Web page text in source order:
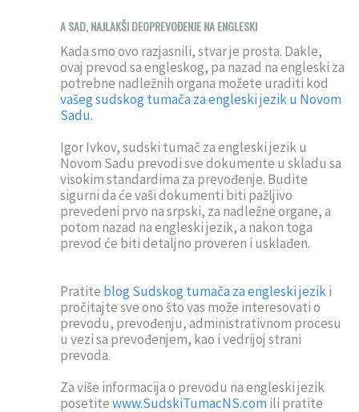
A SAD, NAJLAKŠI DEOPREVOĐENJE NA ENGLESKI
Kada smo ovo razjasnili, stvar je prosta. Dakle,
ovaj prevod sa engleskog, pa nazad na engleski za
potrebne nadležnih organa možete uraditi kod
vašeg sudskog tumača za engleski jezik u Novom
Sadu.
Igor Ivkov, sudski tumač za engleski jezik u
Novom Sadu prevodi sve dokumente u skladu sa
visokim standardima za prevođenje. Budite
sigurni da će vaši dokumenti biti pažljivo
prevedeni prvo na srpski, za nadležne organe, a
potom nazad na engleski jezik, a nakon toga
prevod će biti detaljno proveren i usklađen.
Pratite blog Sudskog tumača za engleski jeziki
pročitajte sve ono što vas može interesovati o
prevodu, prevođenju, administrativnom procesu
u vezi sa prevođenjem, kao i vedrijoj strani
prevoda.
Za više informacija o prevodu na engleski jezik
posetitewww.SudskiTumacNS.comili pratite